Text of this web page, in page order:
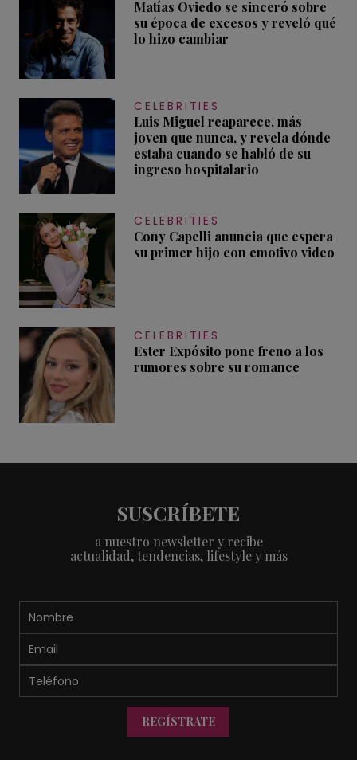
Matías Oviedo se sinceró sobre
su época de excesos y reveló qué
lo hizo cambiar
CELEBRITIES
Luis Miguel reaparece, más
joven que nunca, y revela dónde
estaba cuando se habló de su
ingreso hospitalario
CELEBRITIES
Cony Capelli anuncia que espera
su primer hijo con emotivo video
CELEBRITIES
Ester Expósito pone freno a los
rumores sobre su romance
SUSCRÍBETE
a nuestro newsletter y recibe
actualidad, tendencias, lifestyle y más
REGÍSTRATE